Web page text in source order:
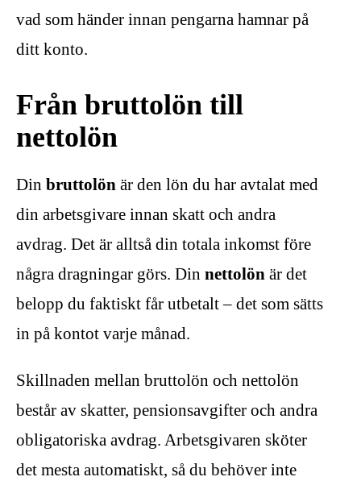
vad som händer innan pengarna hamnar på
ditt konto.
Från bruttolön till
nettolön
Din bruttolön är den lön du har avtalat med
din arbetsgivare innan skatt och andra
avdrag. Det är alltså din totala inkomst före
några dragningar görs. Din nettolön är det
belopp du faktiskt får utbetalt – det som sätts
in på kontot varje månad.
Skillnaden mellan bruttolön och nettolön
består av skatter, pensionsavgifter och andra
obligatoriska avdrag. Arbetsgivaren sköter
det mesta automatiskt, så du behöver inte